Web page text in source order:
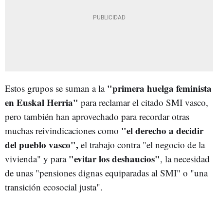
Estos grupos se suman a la "primera huelga feminista
en Euskal Herria" para reclamar el citado SMI vasco,
pero también han aprovechado para recordar otras
muchas reivindicaciones como "el derecho a decidir
del pueblo vasco", el trabajo contra "el negocio de la
vivienda" y para "evitar los deshaucios", la necesidad
de unas "pensiones dignas equiparadas al SMI" o "una
transición ecosocial justa".